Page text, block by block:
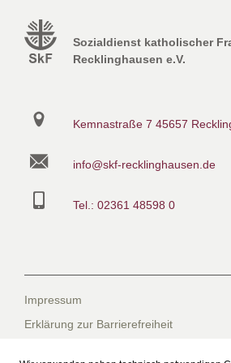
Sozialdienst katholischer
Recklinghausen e.V.
Kemnastraße 7 45657
info@skf-recklinghausen.de
Tel.: 02361 48598 0
Impressum
Erklärung zur Barrierefreiheit